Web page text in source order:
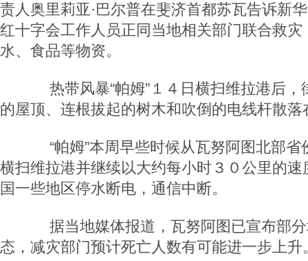
责人奥里莉亚·巴尔普在斐济首都苏瓦告诉新
红十字会工作人员正同当地相关部门联合救
水、食品等物资。
热带风暴“帕姆”１４日横扫维拉港后，
的屋顶、连根拔起的树木和吹倒的电线杆散落
“帕姆”本周早些时候从瓦努阿图北部省
横扫维拉港并继续以大约每小时３０公里的
国一些地区停水断电，通信中断。
据当地媒体报道，瓦努阿图已宣布部分
态，减灾部门预计死亡人数有可能进一步上升